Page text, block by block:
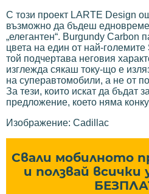
С този проект LARTE Design
възможно да бъдеш
„елегантен“. Burgundy Carbon
цвета на един от най-
той подчертава неговия
изглежда сякаш току-що е
на суперавтомобили, а не от
За тези, които искат да бъдат
предложение, което няма
Изображение: Cadillac
Свали мобилното
и ползвай всички